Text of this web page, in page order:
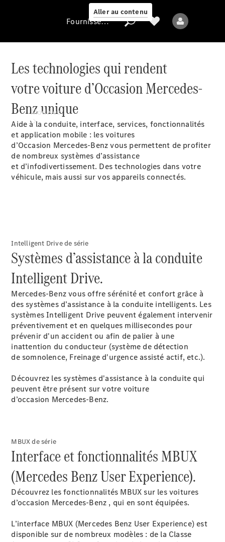
Aller au contenu
Fournisseur /
Protection des
données
Modèles
Modèles hybrides
Toutes les
Berlines
CLA
Nouveau Électrique
Classe C
Berline
Classe
EQE
Berline
EQS
Nouveau Électrique
Classe E
Berline
Classe S
Limousine
Mercedes-
Fournisseur / Protection des données
Les technologies qui rendent
votre voiture d’Occasion Mercedes-
Benz unique​
​Aide à la conduite, interface, services, fonctionnalités
et application mobile : les voitures
d’Occasion Mercedes-Benz vous permettent de profiter
de nombreux systèmes d’assistance
et d’infodivertissement. Des technologies dans votre
véhicule, mais aussi sur vos appareils connectés.
Intelligent Drive de série​
Systèmes d’assistance à la conduite
Intelligent Drive.​
Mercedes-Benz vous offre sérénité et confort grâce à
des systèmes d’assistance à la conduite intelligents. Les
systèmes Intelligent Drive peuvent également intervenir
préventivement et en quelques millisecondes pour
prévenir d'un accident ou afin de palier à une
inattention du conducteur (système de détection
de somnolence, Freinage d'urgence assisté actif, etc.).​
Découvrez les systèmes d'assistance à la conduite qui
peuvent être présent sur votre voiture
d’occasion Mercedes-Benz.​
MBUX de série
Interface et fonctionnalités MBUX
(Mercedes Benz User Experience).​
Découvrez les fonctionnalités MBUX sur les voitures
d’occasion Mercedes-Benz , qui en sont équipées.​
L’interface MBUX (Mercedes Benz User Experience) est
disponible sur de nombreux modèles : de la Classe